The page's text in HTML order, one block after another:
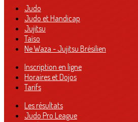
Judo
Judo et Handicap
Jujitsu
Taïso
Ne Waza - Jujitsu Brésilien
Inscription en ligne
Horaires et Dojos
Tarifs
Les résultats
Judo Pro League